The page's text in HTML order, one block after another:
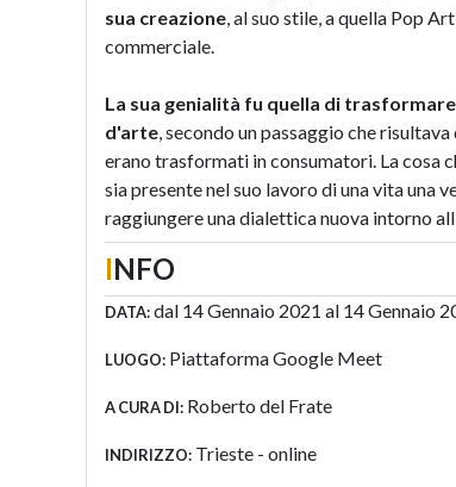
sua creazione , al suo stile, a quella Pop
commerciale.
La sua genialità fu quella di
d'arte , secondo un passaggio che
erano trasformati in consumatori. La cosa
sia presente nel suo lavoro di una vita una
raggiungere una dialettica nuova intorno
INFO
DATA:dal 14 Gennaio 2021 al 14 Gennaio
LUOGO: Piattaforma Google Meet
A CURA DI: Roberto del Frate
INDIRIZZO: Trieste - online